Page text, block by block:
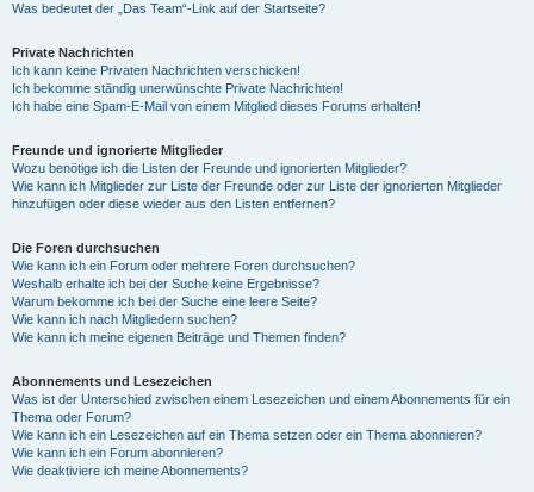
Was bedeutet der „Das Team“-Link auf der Startseite?
Private Nachrichten
Ich kann keine Privaten Nachrichten verschicken!
Ich bekomme ständig unerwünschte Private Nachrichten!
Ich habe eine Spam-E-Mail von einem Mitglied dieses Forums erhalten!
Freunde und ignorierte Mitglieder
Wozu benötige ich die Listen der Freunde und ignorierten Mitglieder?
Wie kann ich Mitglieder zur Liste der Freunde oder zur Liste der ignorierten Mitglieder
hinzufügen oder diese wieder aus den Listen entfernen?
Die Foren durchsuchen
Wie kann ich ein Forum oder mehrere Foren durchsuchen?
Weshalb erhalte ich bei der Suche keine Ergebnisse?
Warum bekomme ich bei der Suche eine leere Seite?
Wie kann ich nach Mitgliedern suchen?
Wie kann ich meine eigenen Beiträge und Themen finden?
Abonnements und Lesezeichen
Was ist der Unterschied zwischen einem Lesezeichen und einem Abonnements für ein
Thema oder Forum?
Wie kann ich ein Lesezeichen auf ein Thema setzen oder ein Thema abonnieren?
Wie kann ich ein Forum abonnieren?
Wie deaktiviere ich meine Abonnements?